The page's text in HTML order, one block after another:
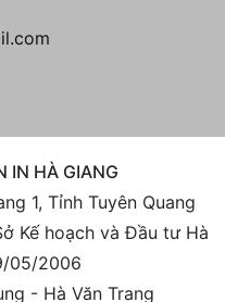
IN HÀ GIANG
1, Tỉnh Tuyên Quang
Kế hoạch và Đầu tư Hà
05/2006
- Hà Văn Trang